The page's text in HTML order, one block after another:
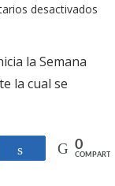
desactivados
la Semana
la cual se
Compartir
0
COMPARTIR